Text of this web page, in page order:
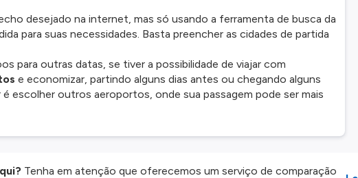
desejado na internet, mas só usando a ferramenta de busca da
para suas necessidades. Basta preencher as cidades de partida
para outras datas, se tiver a possibilidade de viajar com
e economizar, partindo alguns dias antes ou chegando alguns
escolher outros aeroportos, onde sua passagem pode ser mais
Tenha em atenção que oferecemos um serviço de comparação